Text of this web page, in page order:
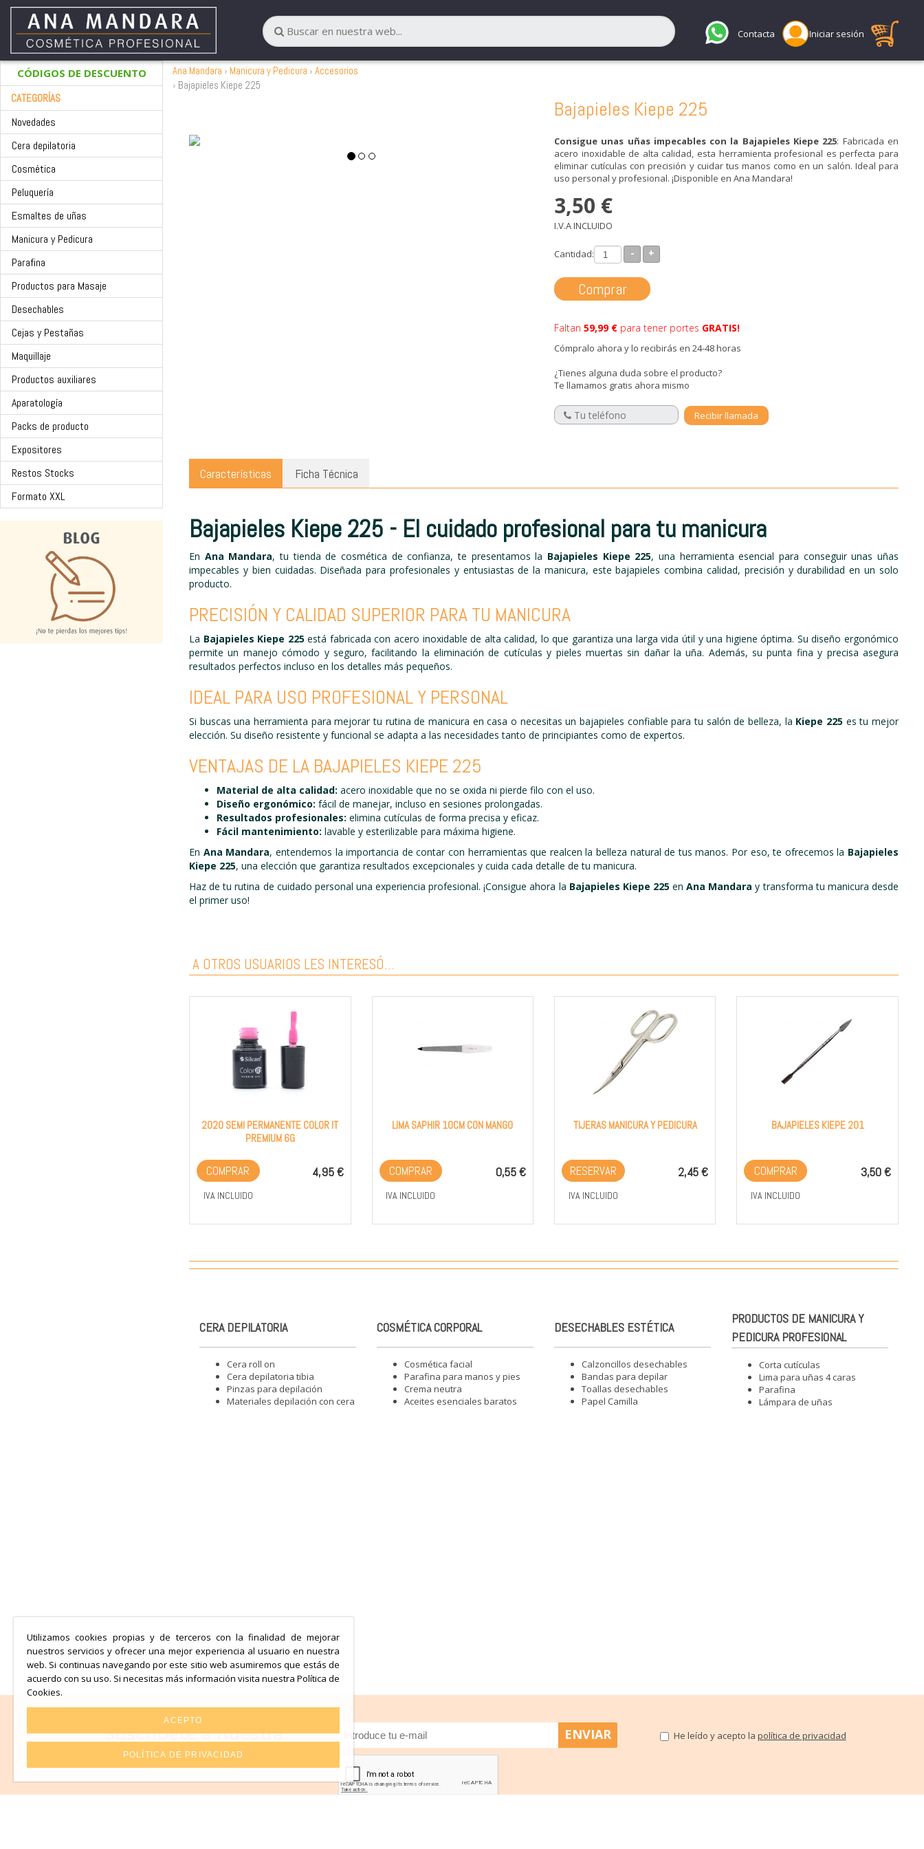
Contacta Iniciar sesión
CÓDIGOS DE DESCUENTO
CATEGORÍAS
Novedades
Cera depilatoria
Cosmética
Peluquería
Esmaltes de uñas
Manicura y Pedicura
Parafina
Productos para Masaje
Desechables
Cejas y Pestañas
Maquillaje
Productos auxiliares
Aparatología
Packs de producto
Expositores
Restos Stocks
Formato XXL
Ana Mandara Manicura y Pedicura
Accesorios
Bajapieles Kiepe 225
Bajapieles Kiepe 225
Consigue unas uñas impecables con la Bajapieles Kiepe 225: Fabricada en
acero inoxidable de alta calidad, esta herramienta profesional es perfecta para
eliminar cutículas con precisión y cuidar tus manos como en un salón. Ideal para
uso personal y profesional. ¡Disponible en Ana Mandara!
3,50 €
I.V.A INCLUIDO
Cantidad: - +
Comprar
Faltan 59,99 € para tener portes GRATIS!
Cómpralo ahora y lo recibirás en 24-48 horas
¿Tienes alguna duda sobre el producto?
Te llamamos gratis ahora mismo
Características Ficha Técnica
Bajapieles Kiepe 225 - El cuidado profesional para tu manicura
En Ana Mandara, tu tienda de cosmética de confianza, te presentamos la Bajapieles Kiepe 225, una herramienta esencial para conseguir unas uñas
impecables y bien cuidadas. Diseñada para profesionales y entusiastas de la manicura, este bajapieles combina calidad, precisión y durabilidad en un solo
producto.
PRECISIÓN Y CALIDAD SUPERIOR PARA TU MANICURA
La Bajapieles Kiepe 225está fabricada con acero inoxidable de alta calidad, lo que garantiza una larga vida útil y una higiene óptima. Su diseño ergonómico
permite un manejo cómodo y seguro, facilitando la eliminación de cutículas y pieles muertas sin dañar la uña. Además, su punta fina y precisa asegura
resultados perfectos incluso en los detalles más pequeños.
IDEAL PARA USO PROFESIONAL Y PERSONAL
Si buscas una herramienta para mejorar tu rutina de manicura en casa o necesitas un bajapieles confiable para tu salón de belleza, la Kiepe 225es tu mejor
elección. Su diseño resistente y funcional se adapta a las necesidades tanto de principiantes como de expertos.
VENTAJAS DE LA BAJAPIELES KIEPE 225
Material de alta calidad: acero inoxidable que no se oxida ni pierde filo con el uso.
Diseño ergonómico: fácil de manejar, incluso en sesiones prolongadas.
Resultados profesionales: elimina cutículas de forma precisa y eficaz.
Fácil mantenimiento: lavable y esterilizable para máxima higiene.
En Ana Mandara, entendemos la importancia de contar con herramientas que realcen la belleza natural de tus manos. Por eso, te ofrecemos la Bajapieles
Kiepe 225, una elección que garantiza resultados excepcionales y cuida cada detalle de tu manicura.
Haz de tu rutina de cuidado personal una experiencia profesional. ¡Consigue ahora la Bajapieles Kiepe 225enAna Mandara y transforma tu manicura desde
el primer uso!
A OTROS USUARIOS LES INTERESÓ...
2020 SEMI PERMANENTE COLOR IT
PREMIUM 6G
4,95 €
COMPRAR
IVA INCLUIDO
LIMA SAPHIR 10CM CON MANGO
0,55 €
COMPRAR
IVA INCLUIDO
TIJERAS MANICURA Y PEDICURA
2,45 €
RESERVAR
IVA INCLUIDO
BAJAPIELES KIEPE 201
3,50 €
COMPRAR
IVA INCLUIDO
CERA DEPILATORIA
Cera roll on
Cera depilatoria tibia
Pinzas para depilación
Materiales depilación con cera
COSMÉTICA CORPORAL
Cosmética facial
Parafina para manos y pies
Crema neutra
Aceites esenciales baratos
DESECHABLES ESTÉTICA
Calzoncillos desechables
Bandas para depilar
Toallas desechables
Papel Camilla
PRODUCTOS DE MANICURA Y
PEDICURA PROFESIONAL
Corta cutículas
Lima para uñas 4 caras
Parafina
Lámpara de uñas
Suscríbete a nuestra
newsletter
He leído y acepto la política de privacidad
Utilizamos cookies propias y de terceros con la finalidad de mejorar
nuestros servicios y ofrecer una mejor experiencia al usuario en nuestra
web. Si continuas navegando por este sitio web asumiremos que estás de
acuerdo con su uso. Si necesitas más información visita nuestra Política de
Cookies.
ACEPTO
POLÍTICA DE PRIVACIDAD